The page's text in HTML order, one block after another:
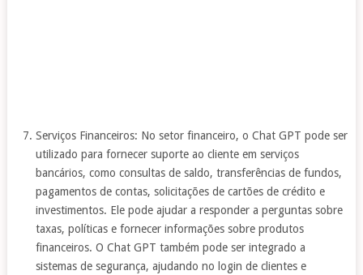
Serviços Financeiros: No setor financeiro, o Chat GPT pode ser
utilizado para fornecer suporte ao cliente em serviços
bancários, como consultas de saldo, transferências de fundos,
pagamentos de contas, solicitações de cartões de crédito e
investimentos. Ele pode ajudar a responder a perguntas sobre
taxas, políticas e fornecer informações sobre produtos
financeiros. O Chat GPT também pode ser integrado a
sistemas de segurança, ajudando no login de clientes e